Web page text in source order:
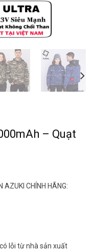
– Quạt
AZUKI CHÍNH HÃNG:
lỗi từ nhà sản xuất